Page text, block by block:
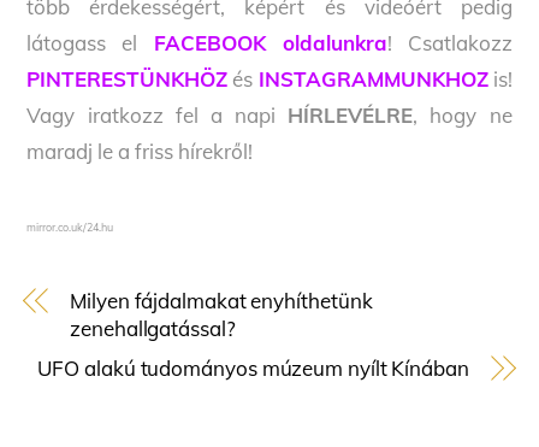
több érdekességért, képért és videóért pedig
látogass el FACEBOOK oldalunkra! Csatlakozz
PINTERESTÜNKHÖZ és INSTAGRAMMUNKHOZis!
Vagy iratkozz fel a napi HÍRLEVÉLRE, hogy ne
maradj le a friss hírekről!
mirror.co.uk/24.hu
Milyen fájdalmakat enyhíthetünk
zenehallgatással?
UFO alakú tudományos múzeum nyílt Kínában